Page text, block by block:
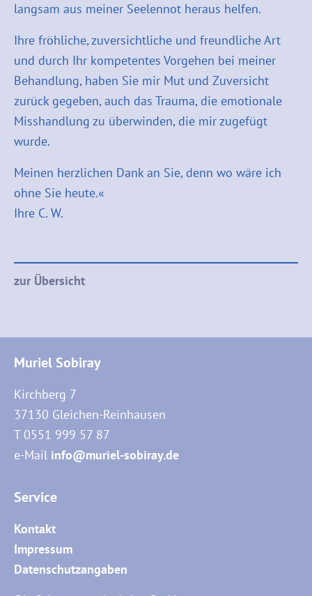
langsam aus meiner Seelennot heraus helfen.
Ihre fröhliche, zuversichtliche und freundliche Art
und durch Ihr kompetentes Vorgehen bei meiner
Behandlung, haben Sie mir Mut und Zuversicht
zurück gegeben, auch das Trauma, die emotionale
Misshandlung zu überwinden, die mir zugefügt
wurde.
Meinen herzlichen Dank an Sie, denn wo wäre ich
ohne Sie heute.«
Ihre C. W.
zur Übersicht
Muriel Sobiray
Kirchberg 7
37130 Gleichen-Reinhausen
T 0551 999 57 87
e-Mail info@muriel-sobiray.de
Service
Kontakt
Impressum
Datenschutzangaben